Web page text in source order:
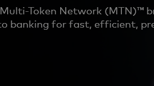
Token Network (MTN)™
banking for fast, efficient,